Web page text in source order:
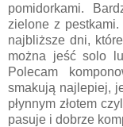
pomidorkami.
zielone z
najbliższe dni,
można jeść solo
Polecam
smakują najlepiej,
płynnym złotem
pasuje i dobrze